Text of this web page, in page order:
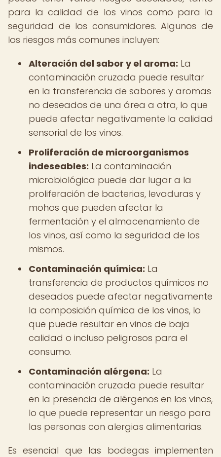
para la calidad de los vinos como para la
seguridad de los consumidores. Algunos de
los riesgos más comunes incluyen:
Alteración del sabor y el aroma: La
contaminación cruzada puede resultar
en la transferencia de sabores y aromas
no deseados de una área a otra, lo que
puede afectar negativamente la calidad
sensorial de los vinos.
Proliferación de microorganismos
indeseables: La contaminación
microbiológica puede dar lugar a la
proliferación de bacterias, levaduras y
mohos que pueden afectar la
fermentación y el almacenamiento de
los vinos, así como la seguridad de los
mismos.
Contaminación química: La
transferencia de productos químicos no
deseados puede afectar negativamente
la composición química de los vinos, lo
que puede resultar en vinos de baja
calidad o incluso peligrosos para el
consumo.
Contaminación alérgena: La
contaminación cruzada puede resultar
en la presencia de alérgenos en los vinos,
lo que puede representar un riesgo para
las personas con alergias alimentarias.
Es esencial que las bodegas implementen